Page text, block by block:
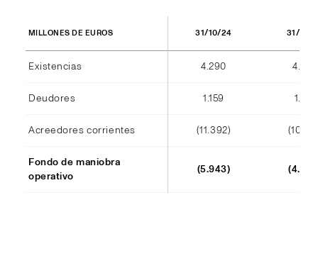
MILLONES DE EUROS 31/10/24 31/10/
Existencias 4.290 4.404
Deudores 1.159 1.184
Acreedores corrientes (11.392)
Fondo de maniobra
operativo
(5.943)